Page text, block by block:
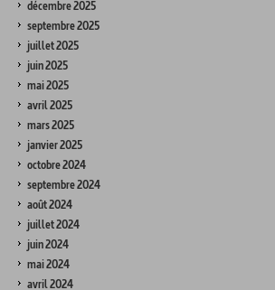
décembre 2025
septembre 2025
juillet 2025
juin 2025
mai 2025
avril 2025
mars 2025
janvier 2025
octobre 2024
septembre 2024
août 2024
juillet 2024
juin 2024
mai 2024
avril 2024